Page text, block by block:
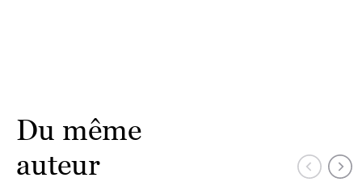
Du même
auteur